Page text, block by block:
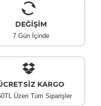
DEĞİŞİM
7 Gün İçinde
KARGO
Üzeri Tüm Siparişler